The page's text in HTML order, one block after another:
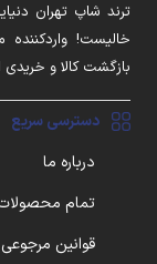
ترند شاپ تهران
بازگشت کالا و خریدی
دسترسی سریع
درباره ما
تمام
قوانین مرجوعی